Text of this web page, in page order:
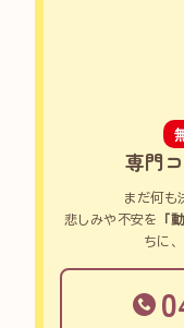
専門
まだ何も
悲しみや不安を
「
ちに